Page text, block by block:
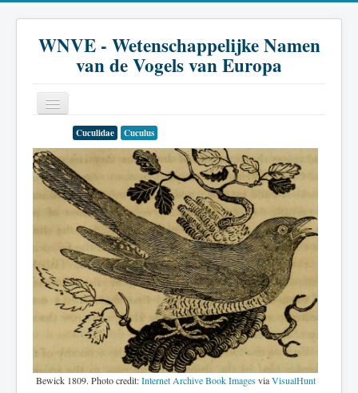
WNVE - Wetenschappelijke Namen
van de Vogels van Europa
Inleiding
Soort
Familie
Historie
Literatuur
Cuculidae Cuculus
Bewick 1809. Photo credit:Internet Archive Book ImagesviaVisualHunt